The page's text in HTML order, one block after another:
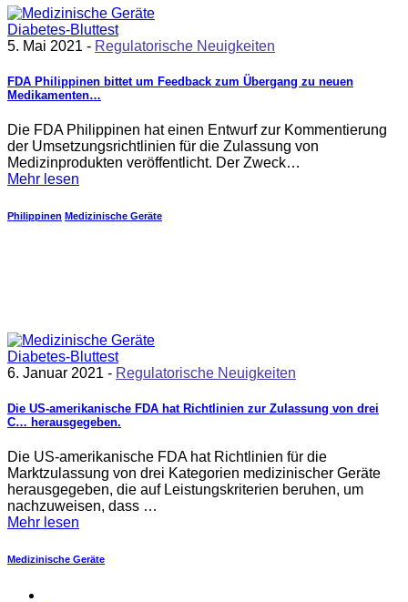
5. Mai 2021 - Regulatorische Neuigkeiten
FDA Philippinen bittet um Feedback zum Übergang zu neuen
Medikamenten…
Die FDA Philippinen hat einen Entwurf zur Kommentierung
der Umsetzungsrichtlinien für die Zulassung von
Medizinprodukten veröffentlicht. Der Zweck…
Mehr lesen
Philippinen Medizinische Geräte
6. Januar 2021 - Regulatorische Neuigkeiten
Die US-amerikanische FDA hat Richtlinien zur Zulassung von drei
C… herausgegeben.
Die US-amerikanische FDA hat Richtlinien für die
Marktzulassung von drei Kategorien medizinischer Geräte
herausgegeben, die auf Leistungskriterien beruhen, um
nachzuweisen, dass …
Mehr lesen
Medizinische Geräte